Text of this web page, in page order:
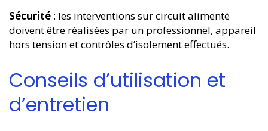
Sécurité : les interventions sur circuit alimenté
doivent être réalisées par un professionnel, appareil
hors tension et contrôles d’isolement effectués.
Conseils d’utilisation et
d’entretien